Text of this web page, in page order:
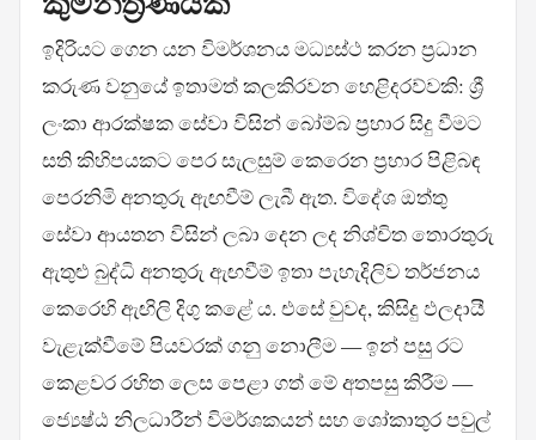
ඉදිරියට ගෙන යන විමර්ශනය මධ්‍යස්ථ කරන ප්‍රධාන
කරුණ වනුයේ ඉතාමත් කලකිරවන හෙළිදරව්වකි: ශ්‍රී
ලංකා ආරක්ෂක සේවා විසින් බෝම්බ ප්‍රහාර සිදු වීමට
සති කිහිපයකට පෙර සැලසුම් කෙරෙන ප්‍රහාර පිළිබඳ
පෙරනිමි අනතුරු ඇඟවීම් ලැබී ඇත. විදේශ ඔත්තු
සේවා ආයතන විසින් ලබා දෙන ලද නිශ්චිත තොරතුරු
ඇතුළු බුද්ධි අනතුරු ඇඟවීම් ඉතා පැහැදිලිව තර්ජනය
කෙරෙහි ඇඟිලි දිගු කළේ ය. එසේ වුවද, කිසිදු ඵලදායී
වැළැක්වීමේ පියවරක් ගනු නොලීම — ඉන් පසු රට
කෙළවර රහිත ලෙස පෙළා ගත් මේ අතපසු කිරීම —
ජ්‍යෙෂ්ඨ නිලධාරීන් විමර්ශකයන් සහ ශෝකාතුර පවුල්